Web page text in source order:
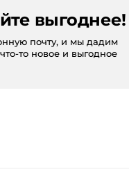
выгоднее!
почту, и мы дадим
то новое и выгодное